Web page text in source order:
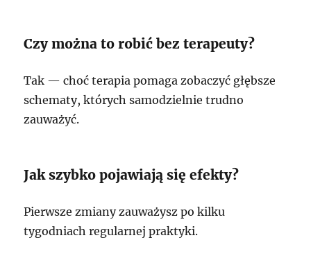
Czy można to robić bez terapeuty?
Tak — choć terapia pomaga zobaczyć głębsze
schematy, których samodzielnie trudno
zauważyć.
Jak szybko pojawiają się efekty?
Pierwsze zmiany zauważysz po kilku
tygodniach regularnej praktyki.